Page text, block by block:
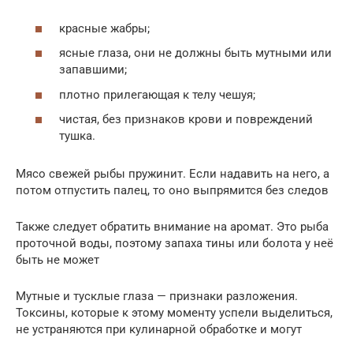
красные жабры;
ясные глаза, они не должны быть мутными или
запавшими;
плотно прилегающая к телу чешуя;
чистая, без признаков крови и повреждений
тушка.
Мясо свежей рыбы пружинит. Если надавить на него, а
потом отпустить палец, то оно выпрямится без следов
Также следует обратить внимание на аромат. Это рыба
проточной воды, поэтому запаха тины или болота у неё
быть не может
Мутные и тусклые глаза — признаки разложения.
Токсины, которые к этому моменту успели выделиться,
не устраняются при кулинарной обработке и могут